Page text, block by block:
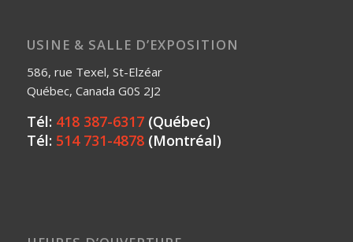
USINE & SALLE D’EXPOSITION
586, rue Texel, St-Elzéar
Québec, Canada G0S 2J2
Tél: 418 387-6317(Québec)
Tél: 514 731-4878(Montréal)